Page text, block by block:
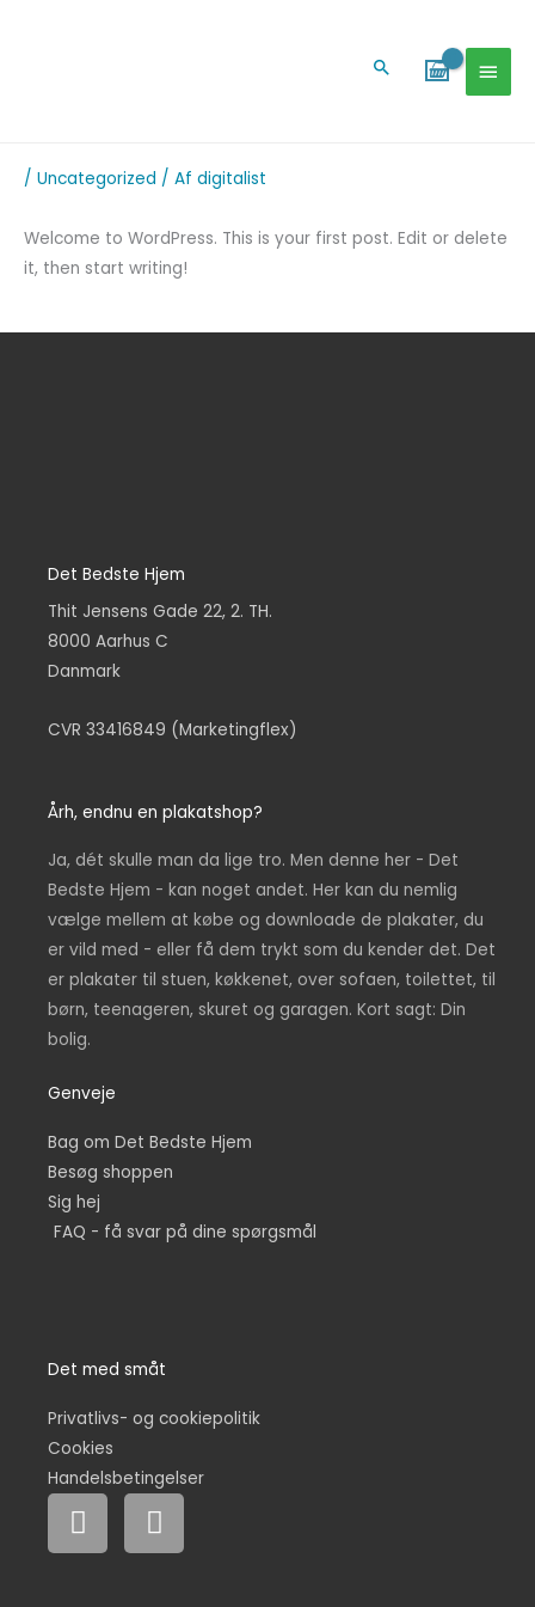
Søg
/ Uncategorized / Af digitalist
Welcome to WordPress. This is your first post. Edit or delete
it, then start writing!
Det Bedste Hjem
Thit Jensens Gade 22, 2. TH.
8000 Aarhus C
Danmark
CVR 33416849 (Marketingflex)
Årh, endnu en plakatshop?
Ja, dét skulle man da lige tro. Men denne her - Det
Bedste Hjem - kan noget andet. Her kan du nemlig
vælge mellem at købe og downloade de plakater, du
er vild med - eller få dem trykt som du kender det. Det
er plakater til stuen, køkkenet, over sofaen, toilettet, til
børn, teenageren, skuret og garagen. Kort sagt: Din
bolig.
Genveje
Bag om Det Bedste Hjem
Besøg shoppen
Sig hej
FAQ - få svar på dine spørgsmål
Det med småt
Privatlivs- og cookiepolitik
Cookies
Handelsbetingelser
F
a
c
I
n
s